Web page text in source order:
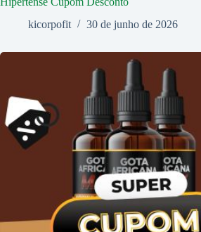
kicorpofit
30 de junho de 2026